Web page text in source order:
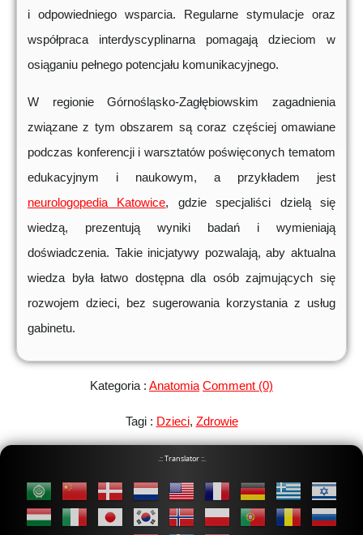
i odpowiedniego wsparcia. Regularne stymulacje oraz
współpraca interdyscyplinarna pomagają dzieciom w
osiąganiu pełnego potencjału komunikacyjnego.
W regionie Górnośląsko-Zagłębiowskim zagadnienia
związane z tym obszarem są coraz częściej omawiane
podczas konferencji i warsztatów poświęconych tematom
edukacyjnym i naukowym, a przykładem jest
neurologopedia Katowice, gdzie specjaliści dzielą się
wiedzą, prezentują wyniki badań i wymieniają
doświadczenia. Takie inicjatywy pozwalają, aby aktualna
wiedza była łatwo dostępna dla osób zajmujących się
rozwojem dzieci, bez sugerowania korzystania z usług
gabinetu.
Kategoria : Anatomia Comment (0)
Tagi : Dzieci, Zdrowie
.:: Translator ::.